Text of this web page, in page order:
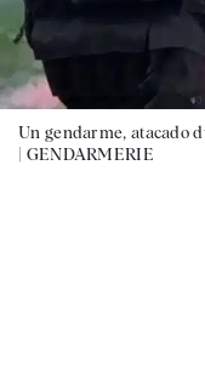
Un gendarme, atacado
| GENDARMERIE